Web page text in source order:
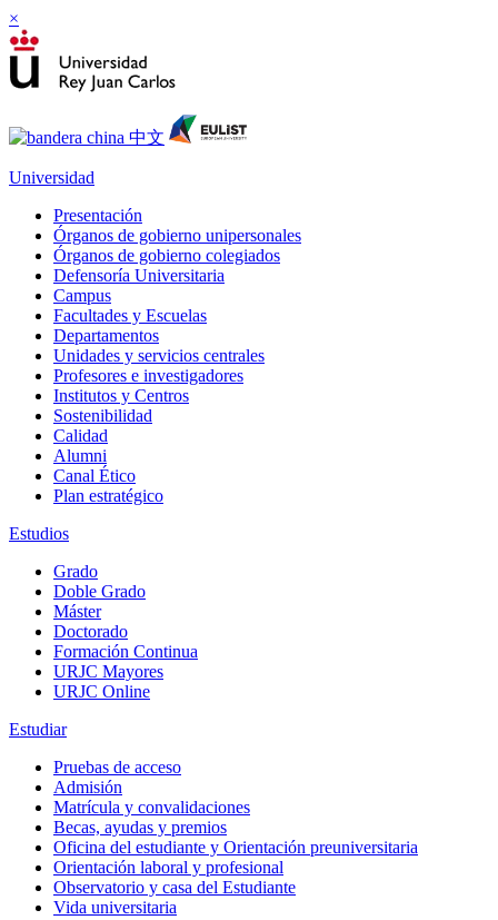
×
Universidad
Presentación
Órganos de gobierno unipersonales
Órganos de gobierno colegiados
Defensoría Universitaria
Campus
Facultades y Escuelas
Departamentos
Unidades y servicios centrales
Profesores e investigadores
Institutos y Centros
Sostenibilidad
Calidad
Alumni
Canal Ético
Plan estratégico
Estudios
Grado
Doble Grado
Máster
Doctorado
Formación Continua
URJC Mayores
URJC Online
Estudiar
Pruebas de acceso
Admisión
Matrícula y convalidaciones
Becas, ayudas y premios
Oficina del estudiante y Orientación preuniversitaria
Orientación laboral y profesional
Observatorio y casa del Estudiante
Vida universitaria